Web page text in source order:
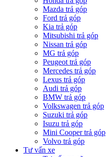
Mazda trả góp
Ford trả góp
Kia trả góp
Mitsubishi trả góp
Nissan trả góp
MG trả góp
Peugeot trả góp
Mercedes trả góp
Lexus trả góp
Audi trả góp
BMW trả góp
Volkswagen trả góp
Suzuki trả góp
Isuzu trả góp
Mini Cooper trả góp
Volvo trả góp
Tư vấn xe